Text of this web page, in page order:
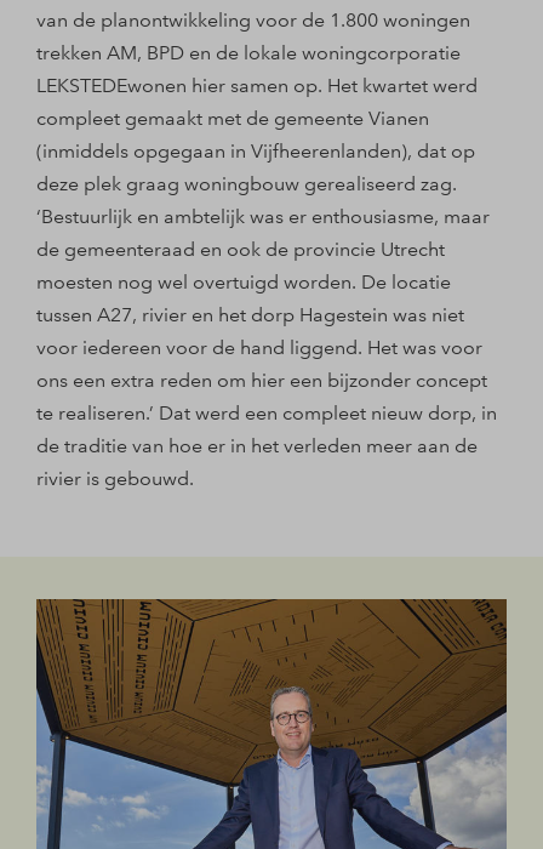
van de planontwikkeling voor de 1.800 woningen
trekken AM, BPD en de lokale woningcorporatie
LEKSTEDEwonen hier samen op. Het kwartet werd
compleet gemaakt met de gemeente Vianen
(inmiddels opgegaan in Vijfheerenlanden), dat op
deze plek graag woningbouw gerealiseerd zag.
‘Bestuurlijk en ambtelijk was er enthousiasme, maar
de gemeenteraad en ook de provincie Utrecht
moesten nog wel overtuigd worden. De locatie
tussen A27, rivier en het dorp Hagestein was niet
voor iedereen voor de hand liggend. Het was voor
ons een extra reden om hier een bijzonder concept
te realiseren.’ Dat werd een compleet nieuw dorp, in
de traditie van hoe er in het verleden meer aan de
rivier is gebouwd.